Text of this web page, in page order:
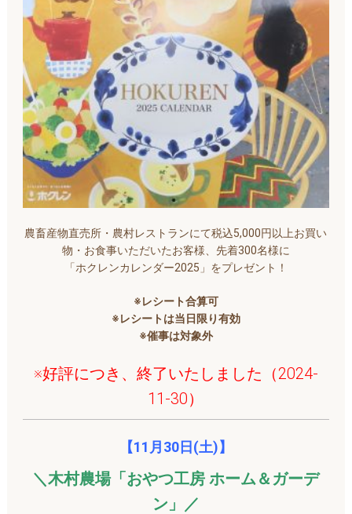
農畜産物直売所・農村レストランにて税込5,000円以上お買い
物・お食事いただいたお客様、先着300名様に
「ホクレンカレンダー2025」をプレゼント！
※レシート合算可
※レシートは当日限り有効
※催事は対象外
※好評につき、終了いたしました（2024-
11-30）
【11月30日(土)】
＼木村農場「おやつ工房 ホーム＆ガーデ
ン」／